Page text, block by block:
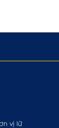
vị lữ